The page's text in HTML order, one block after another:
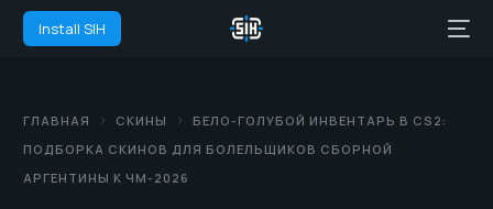
Install SIH
ГЛАВНАЯ СКИНЫ
БЕЛО-ГОЛУБОЙ ИНВЕНТАРЬ В CS2:
ПОДБОРКА СКИНОВ ДЛЯ БОЛЕЛЬЩИКОВ СБОРНОЙ
АРГЕНТИНЫ К ЧМ-2026